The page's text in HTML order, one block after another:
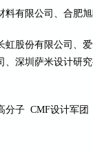
料有限公司、合肥
虹股份有限公司、
、深圳萨米设计研
分子 CMF设计军团